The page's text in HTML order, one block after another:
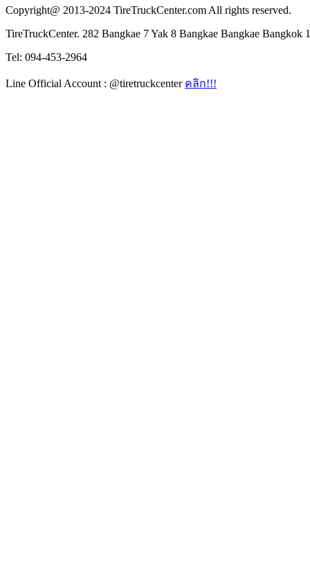
Copyright@ 2013-2024 TireTruckCenter.com All rights reserved.
TireTruckCenter. 282 Bangkae 7 Yak 8 Bangkae Bangkae Bangkok
Tel: 094-453-2964
Line Official Account : @tiretruckcenter คลิก!!!